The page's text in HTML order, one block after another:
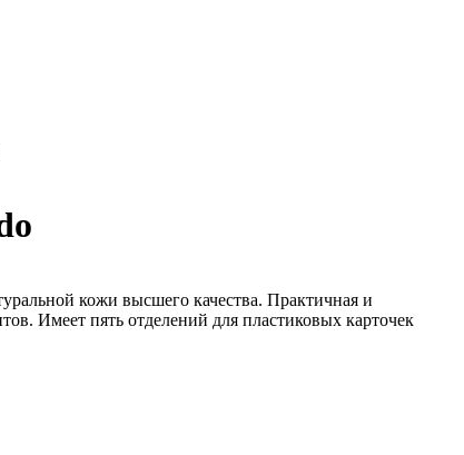
кожи высшего качества. Практичная и
Имеет пять отделений для пластиковых карточек